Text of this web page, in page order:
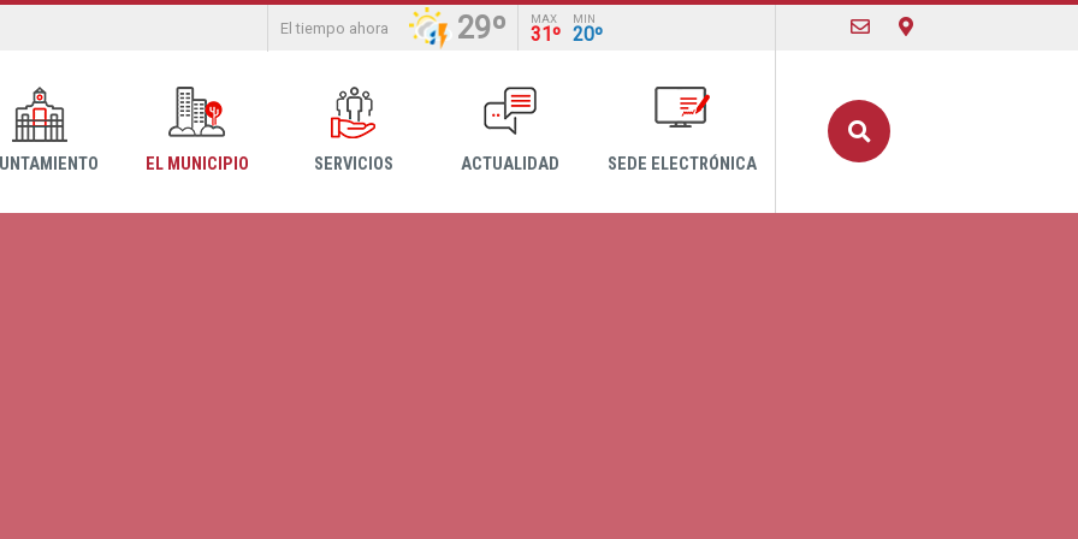
El tiempo ahora 29º MAX
31º
MIN
20º
EL MUNICIPIO SERVICIOS ACTUALIDAD SEDE ELECTRÓNICA